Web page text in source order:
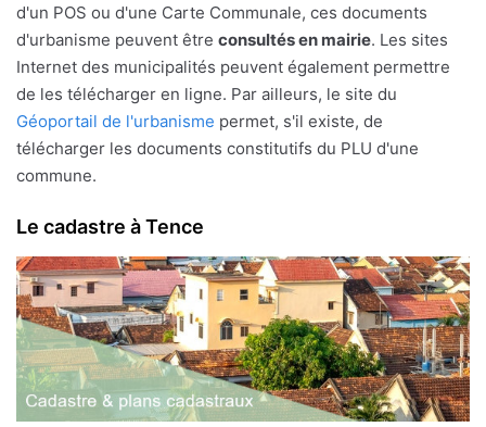
d'un POS ou d'une Carte Communale, ces documents
d'urbanisme peuvent être consultés en mairie. Les sites
Internet des municipalités peuvent également permettre
de les télécharger en ligne. Par ailleurs, le site du
Géoportail de l'urbanisme permet, s'il existe, de
télécharger les documents constitutifs du PLU d'une
commune.
Le cadastre à Tence